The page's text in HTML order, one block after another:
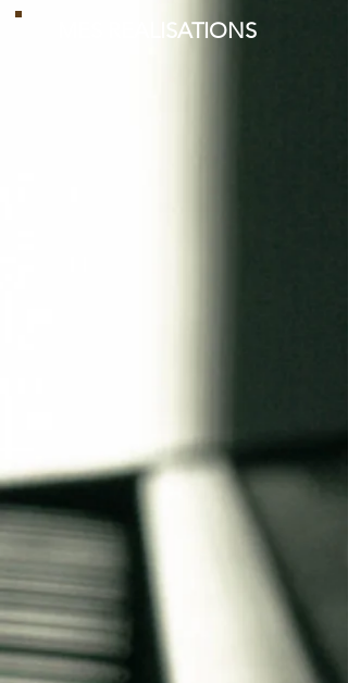
MES REALISATIONS